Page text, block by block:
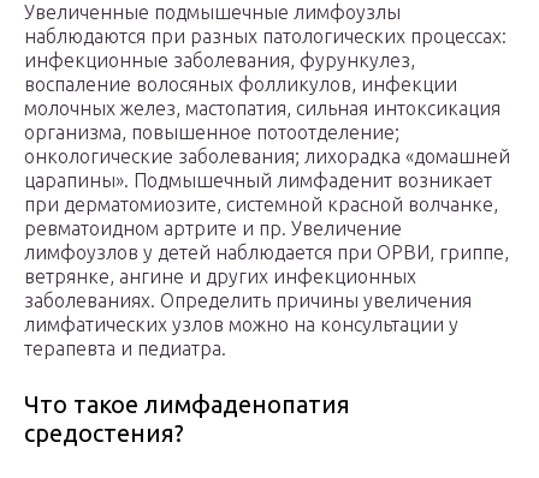
Увеличенные подмышечные лимфоузлы
наблюдаются при разных патологических процессах:
инфекционные заболевания, фурункулез,
воспаление волосяных фолликулов, инфекции
молочных желез, мастопатия, сильная интоксикация
организма, повышенное потоотделение;
онкологические заболевания; лихорадка «домашней
царапины». Подмышечный лимфаденит возникает
при дерматомиозите, системной красной волчанке,
ревматоидном артрите и пр. Увеличение
лимфоузлов у детей наблюдается при ОРВИ, гриппе,
ветрянке, ангине и других инфекционных
заболеваниях. Определить причины увеличения
лимфатических узлов можно на консультации у
терапевта и педиатра.
Что такое лимфаденопатия
средостения?